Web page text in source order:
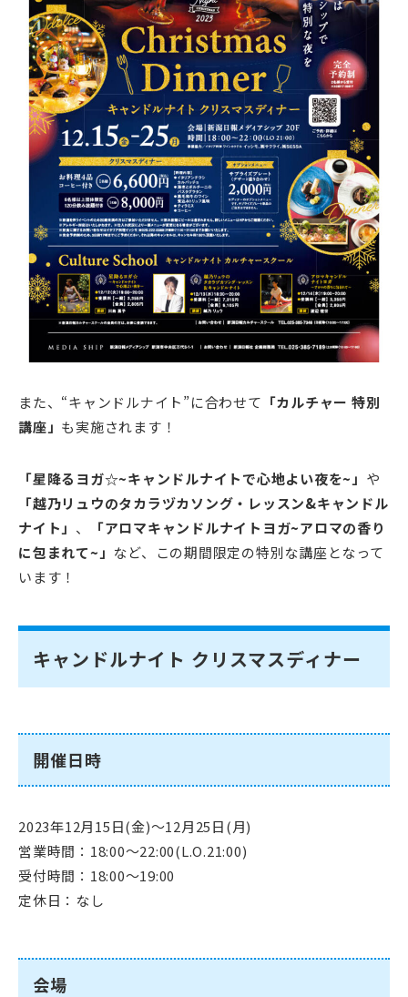
また、“キャンドルナイト”に合わせて 「カルチャー 特別
講座」 も実施されます！
「星降るヨガ☆~キャンドルナイトで心地よい夜を~」 や
「越乃リュウのタカラヅカソング・レッスン&キャンドル
ナイト」 、
「アロマキャンドルナイトヨガ~アロマの香り
に包まれて~」 など、この期間限定の特別な講座となって
います！
キャンドルナイト クリスマスディナー
開催日時
2023年12月15日(金)～12月25日(月)
営業時間：18:00～22:00(L.O.21:00)
受付時間：18:00～19:00
定休日：なし
会場